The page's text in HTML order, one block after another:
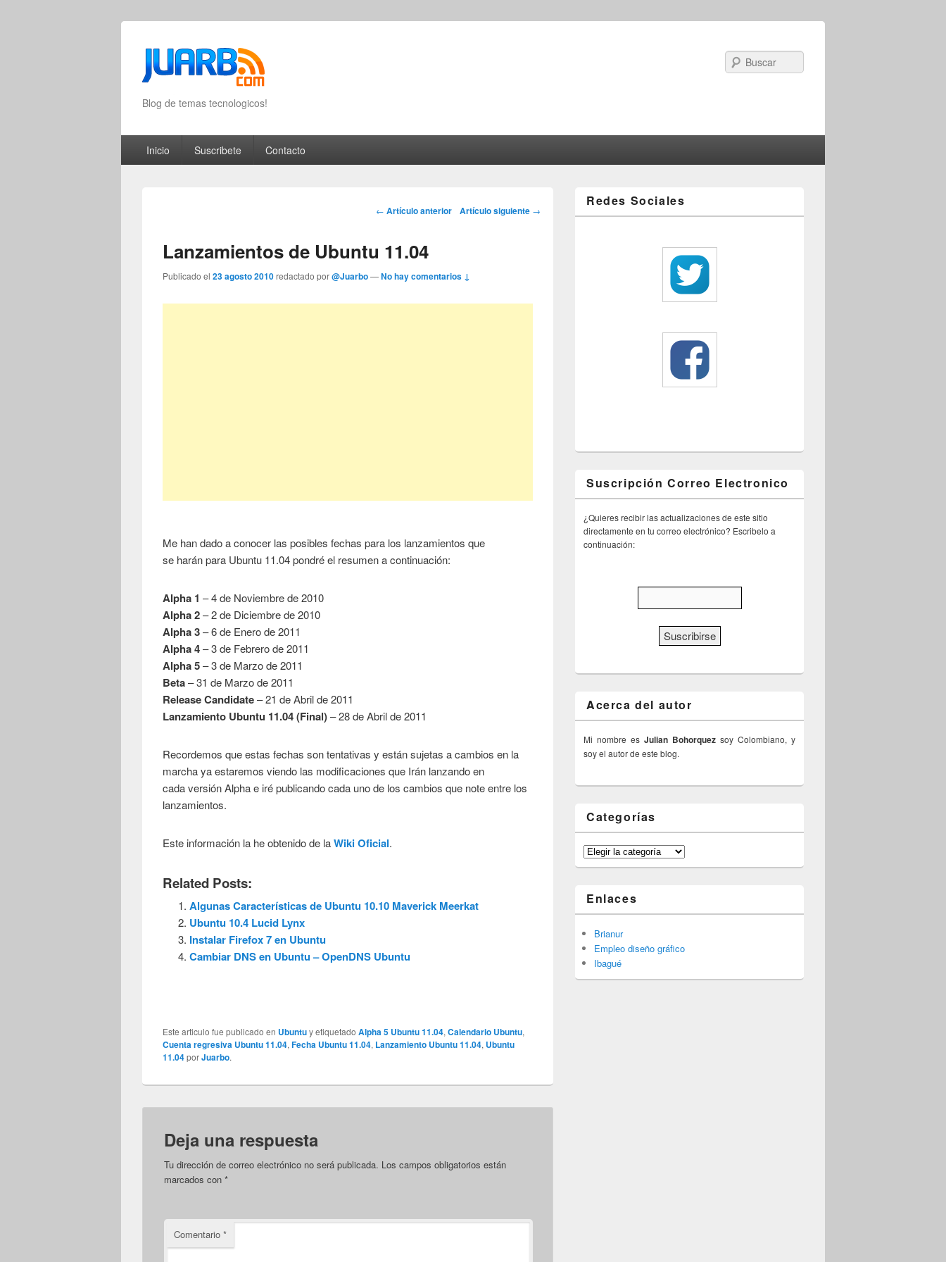
Blog de temas tecnologicos!
Primary menu
Skip to primary content
Skip to secondary content
Inicio Suscribete Contacto
Post navigation
← Artículo anterior Artículo siguiente →
Lanzamientos de Ubuntu 11.04
Publicado el23 agosto 2010redactado por@Juarbo—No hay comentarios ↓
Me han dado a conocer las posibles fechas para los lanzamientos que
se harán para Ubuntu 11.04 pondré el resumen a continuación:
Alpha 1 – 4 de Noviembre de 2010
Alpha 2– 2 de Diciembre de 2010
Alpha 3– 6 de Enero de 2011
Alpha 4– 3 de Febrero de 2011
Alpha 5– 3 de Marzo de 2011
Beta– 31 de Marzo de 2011
Release Candidate– 21 de Abril de 2011
Lanzamiento Ubuntu 11.04 (Final)– 28 de Abril de 2011
Recordemos que estas fechas son tentativas y están sujetas a cambios en la
marcha ya estaremos viendo las modificaciones que Irán lanzando en
cada versión Alpha e iré publicando cada uno de los cambios que note entre los
lanzamientos.
Este información la he obtenido de laWiki Oficial.
Related Posts:
Algunas Características de Ubuntu 10.10 Maverick Meerkat
Ubuntu 10.4 Lucid Lynx
Instalar Firefox 7 en Ubuntu
Cambiar DNS en Ubuntu – OpenDNS Ubuntu
Este articulo fue publicado en Ubuntuy etiquetadoAlpha 5 Ubuntu 11.04,Calendario Ubuntu,
Cuenta regresiva Ubuntu 11.04,Fecha Ubuntu 11.04, Lanzamiento Ubuntu 11.04, Ubuntu
11.04porJuarbo.
Deja una respuesta
Tu dirección de correo electrónico no será publicada. Los campos obligatorios están
marcados con *
Comentario *
Redes Sociales
Suscripción Correo Electronico
¿Quieres recibir las actualizaciones de este sitio
directamente en tu correo electrónico? Escribelo a
continuación:
Acerca del autor
Mi nombre es Julian Bohorquez soy Colombiano, y
soy el autor de este blog.
Categorías
Categorías
Enlaces
Brianur
Empleo diseño gráfico
Ibagué